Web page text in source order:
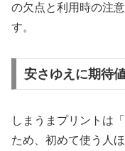
の欠点と利用時の注
す。
安さゆえに期待
しまうまプリントは
ため、初めて使う人